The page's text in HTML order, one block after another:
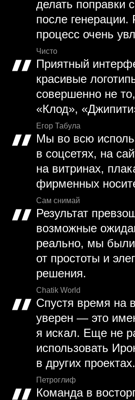
делать поправки
после генерации.
процесс очень
Чисто
Приятный
красивые
совершенно не
«Клод»,
Егор Табула
Мы во всю
в соцсетях, на
на витринах,
фирменных
Сам снимай
Результат
возможные
реально, мы
от простоты и
решения.
Chatik World
Спустя время на
уверен — это
я искал. Еще не
использовать
в других проектах.
Петроглиф
Команда в